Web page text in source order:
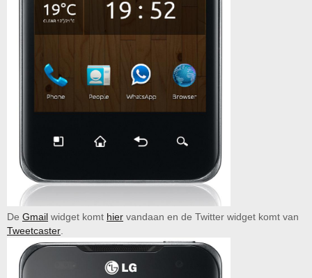
De Gmail widget komt hier vandaan en de Twitter widget komt van
Tweetcaster.